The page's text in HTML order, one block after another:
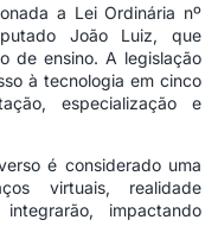
a Lei Ordinária nº
João Luiz, que
de ensino. A legislação
à tecnologia em cinco
especialização e
é considerado uma
virtuais, realidade
impactando